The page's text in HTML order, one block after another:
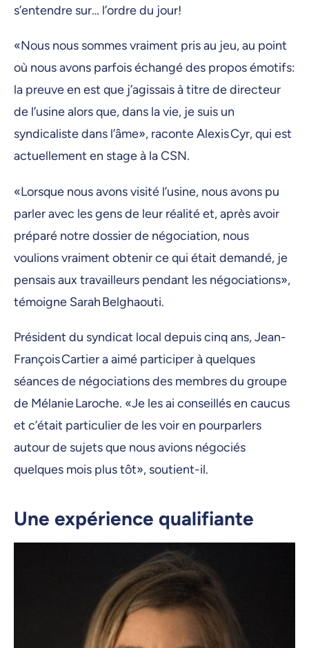
s’entendre sur… l’ordre du jour!
«Nous nous sommes vraiment pris au jeu, au point
où nous avons parfois échangé des propos émotifs:
la preuve en est que j’agissais à titre de directeur
de l’usine alors que, dans la vie, je suis un
syndicaliste dans l’âme», raconte Alexis Cyr, qui est
actuellement en stage à la CSN.
«Lorsque nous avons visité l’usine, nous avons pu
parler avec les gens de leur réalité et, après avoir
préparé notre dossier de négociation, nous
voulions vraiment obtenir ce qui était demandé, je
pensais aux travailleurs pendant les négociations»,
témoigne Sarah Belghaouti.
Président du syndicat local depuis cinq ans, Jean-
François Cartier a aimé participer à quelques
séances de négociations des membres du groupe
de Mélanie Laroche. «Je les ai conseillés en caucus
et c’était particulier de les voir en pourparlers
autour de sujets que nous avions négociés
quelques mois plus tôt», soutient-il.
Une expérience qualifiante